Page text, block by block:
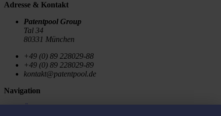
Adresse & Kontakt
Patentpool Group
Tal 34
80331 München
+49 (0) 89 228029-88
+49 (0) 89 228029-89
kontakt@patentpool.de
Navigation